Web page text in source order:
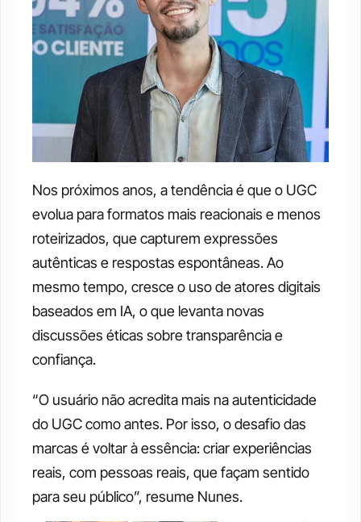
Nos próximos anos, a tendência é que o UGC
evolua para formatos mais reacionais e menos
roteirizados, que capturem expressões
autênticas e respostas espontâneas. Ao
mesmo tempo, cresce o uso de atores digitais
baseados em IA, o que levanta novas
discussões éticas sobre transparência e
confiança.
“O usuário não acredita mais na autenticidade
do UGC como antes. Por isso, o desafio das
marcas é voltar à essência: criar experiências
reais, com pessoas reais, que façam sentido
para seu público”, resume Nunes.